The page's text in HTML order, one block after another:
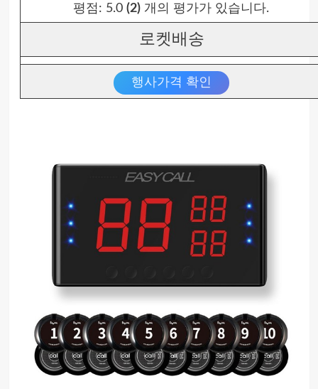
평점: 5.0 (2) 개의 평가가 있습니다.
로켓배송
행사가격 확인